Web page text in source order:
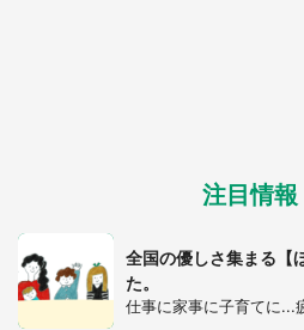
注目情報
全国の優しさ集まる【
た。
仕事に家事に子育てに...